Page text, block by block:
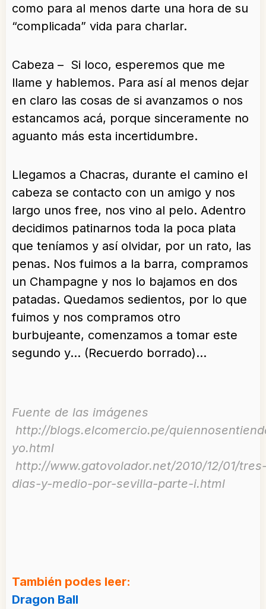
como para al menos darte una hora de su
“complicada” vida para charlar.
Cabeza – Si loco, esperemos que me
llame y hablemos. Para así al menos dejar
en claro las cosas de si avanzamos o nos
estancamos acá, porque sinceramente no
aguanto más esta incertidumbre.
Llegamos a Chacras, durante el camino el
cabeza se contacto con un amigo y nos
largo unos free, nos vino al pelo. Adentro
decidimos patinarnos toda la poca plata
que teníamos y así olvidar, por un rato, las
penas. Nos fuimos a la barra, compramos
un Champagne y nos lo bajamos en dos
patadas. Quedamos sedientos, por lo que
fuimos y nos compramos otro
burbujeante, comenzamos a tomar este
segundo y… (Recuerdo borrado)…
Fuente de las imágenes
http://blogs.elcomercio.pe/
yo.html
http://www.gatovolador.net/2010/12/01/
dias-y-medio-por-sevilla-parte-i.html
También podes leer:
Dragon Ball